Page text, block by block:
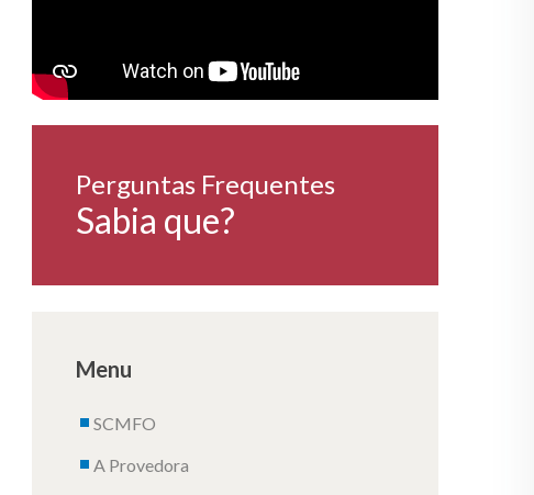
Perguntas Frequentes
Sabia que?
Menu
SCMFO
A Provedora